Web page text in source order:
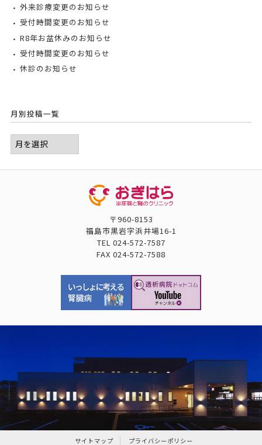
外来診療変更のお知らせ
受付時間変更のお知らせ
R8年お盆休みのお知らせ
受付時間変更のお知らせ
休診のお知らせ
月別投稿一覧
〒960-8153
福島市黒岩字浜井場16-1
TEL 024-572-7587
FAX 024-572-7588
サイトマップ プライバシーポリシー